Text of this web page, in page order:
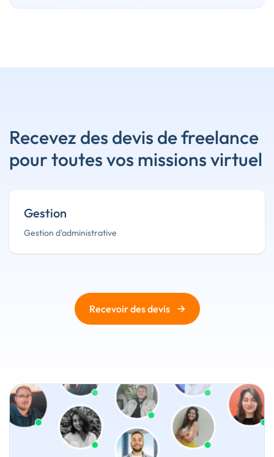
Recevez des devis de freelance
pour toutes vos missions virtuel
Gestion
Gestion d'administrative
Recevoir des devis →